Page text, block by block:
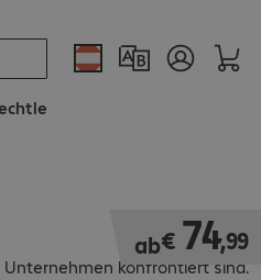
konfrontiert sind.
ab€ 74,99
€ 74,99